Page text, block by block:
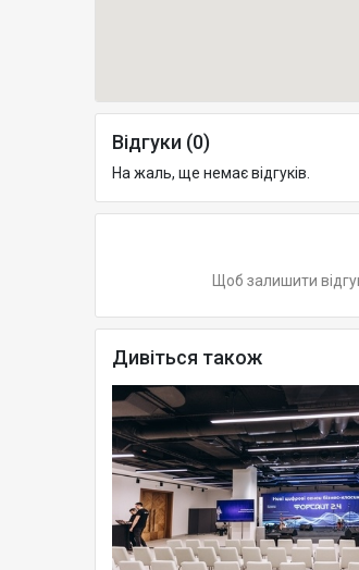
Відгуки (0)
На жаль, ще немає відгуків.
Щоб залишити
Дивіться також